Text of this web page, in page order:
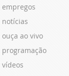
empregos
notícias
ouça ao vivo
programação
vídeos